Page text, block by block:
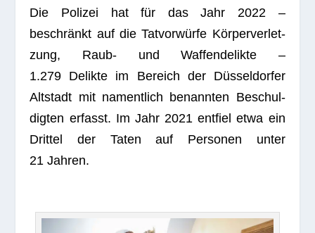
Die Poli­zei hat für das Jahr 2022 –
beschränkt auf die Tat­vor­würfe Kör­per­ver­let­
zung, Raub- und Waf­fen­de­likte –
1.279 Delikte im Bereich der Düs­sel­dor­fer
Alt­stadt mit nament­lich benann­ten Beschul­
dig­ten erfasst. Im Jahr 2021 ent­fiel etwa ein
Drit­tel der Taten auf Per­so­nen unter
21 Jahren.